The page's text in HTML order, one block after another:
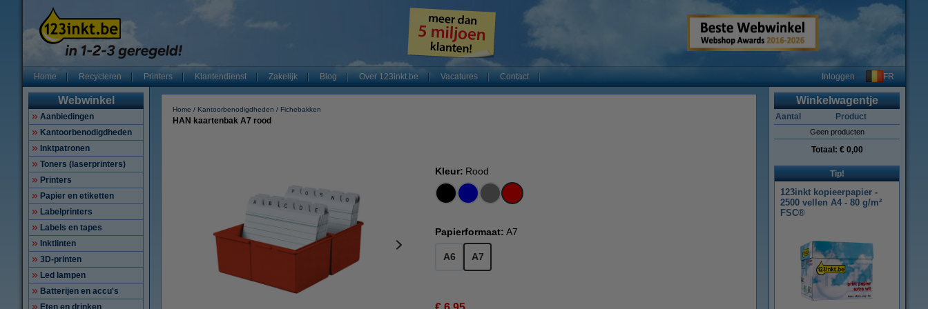
Home Recycleren Printers Klantendienst Zakelijk Blog Over 123inkt.be Vacatures Contact Inloggen FR
Webwinkel
Aanbiedingen
Kantoorbenodigdheden
Inktpatronen
Toners (laserprinters)
Printers
Papier en etiketten
Labelprinters
Labels en tapes
Inktlinten
3D-printen
Led lampen
Batterijen en accu's
Eten en drinken
Home Kantoorbenodigdheden Fichebakken
HAN kaartenbak A7 rood
Kleur: Rood
Papierformaat: A7
A6 A7
Winkelwagentje
Aantal Product
Geen producten
Totaal: € 0,00
Tip!
123inkt kopieerpapier -
2500 vellen A4 - 80 g/m²
FSC®